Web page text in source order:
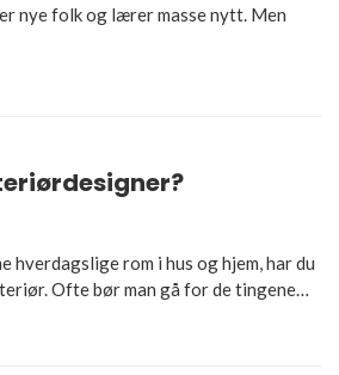
nye folk og lærer masse nytt. Men
hverdagslige rom i hus og hjem, har du
Ofte bør man gå for de tingene…